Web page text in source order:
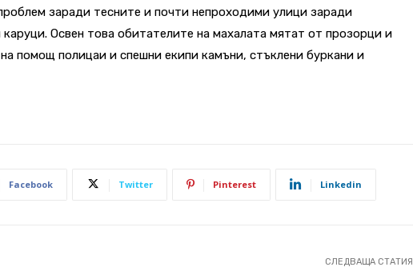
заради тесните и почти непроходими улици заради
Освен това обитателите на махалата мятат от прозорци и
помощ полицаи и спешни екипи камъни, стъклени буркани и
Facebook Twitter Pinterest Linkedin
СЛЕДВАЩА СТАТИЯ